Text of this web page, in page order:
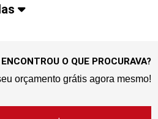
ENCONTROU O QUE PROCURAVA?
orçamento grátis agora mesmo!